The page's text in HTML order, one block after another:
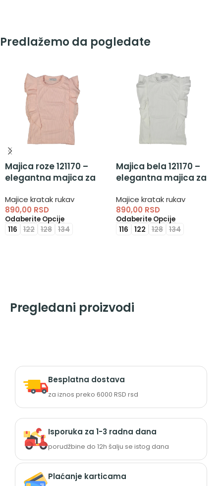
Predlažemo da pogledate
Majica roze 121170 –
elegantna majica za
Majice kratak rukav
890,00 RSD
Odaberite Opcije
116 122 128 134
Majica bela 121170 –
elegantna majica za
Majice kratak rukav
890,00 RSD
Odaberite Opcije
116 122 128 134
Pregledani proizvodi
Besplatna dostava
za iznos preko 6000 RSD rsd
Isporuka za 1-3 radna dana
porudžbine do 12h šalju se istog dana
Plaćanje karticama